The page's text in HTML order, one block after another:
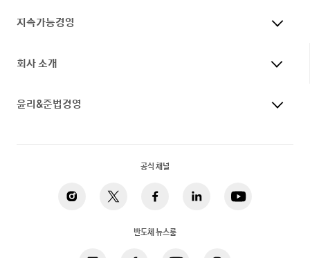
지속가능경영
회사 소개
윤리&준법경영
공식 채널
반도체 뉴스룸